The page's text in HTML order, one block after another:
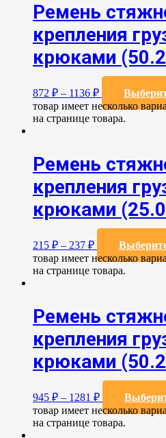
Ремень
крепления
крюками
872 ₽ – 1136 ₽
товар имеет несколько
на странице товара.
Ремень
крепления
крюками
215 ₽ – 237 ₽
товар имеет несколько
на странице товара.
Ремень
крепления
крюками
945 ₽ – 1281 ₽
товар имеет несколько
на странице товара.